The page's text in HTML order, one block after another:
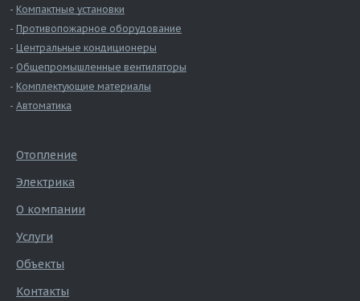
Компактные установки
Противопожарное оборудование
Центральные кондиционеры
Общепромышленные вентиляторы
Комплектующие материалы
Автоматика
Отопление
Электрика
О компании
Услуги
Объекты
Контакты